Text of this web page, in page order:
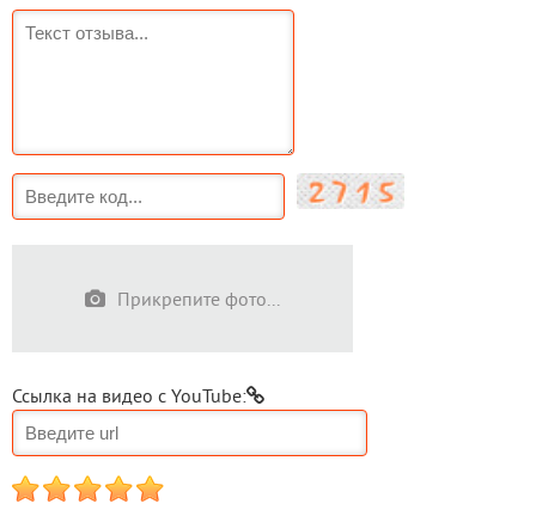
Прикрепите фото...
Ссылка на видео с YouTube:
1 2 3 4 5